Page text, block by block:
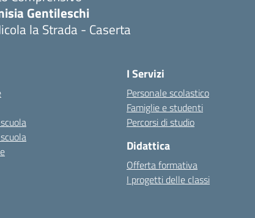
Gentileschi
la Strada - Caserta
I Servizi
Personale scolastico
Famiglie e studenti
Percorsi di studio
Didattica
Offerta formativa
I progetti delle classi